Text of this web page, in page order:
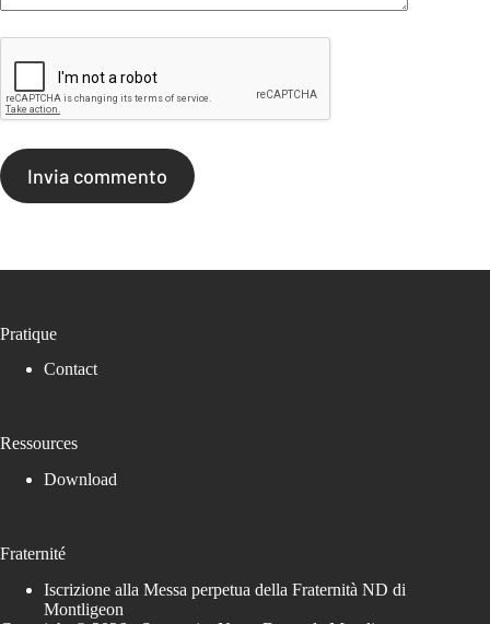
Invia commento
Pratique
Contact
Ressources
Download
Fraternité
Iscrizione alla Messa perpetua della Fraternità ND di
Montligeon